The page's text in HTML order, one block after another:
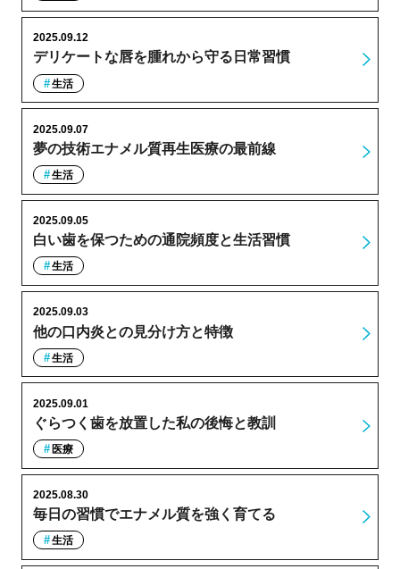
デリケートな唇を腫れから守る日常習慣
2025.09.12
生活
夢の技術エナメル質再生医療の最前線
2025.09.07
生活
白い歯を保つための通院頻度と生活習慣
2025.09.05
生活
他の口内炎との見分け方と特徴
2025.09.03
生活
ぐらつく歯を放置した私の後悔と教訓
2025.09.01
医療
毎日の習慣でエナメル質を強く育てる
2025.08.30
生活